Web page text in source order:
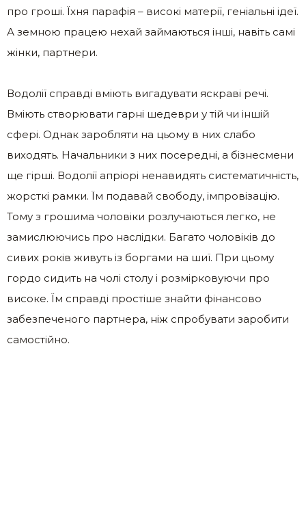
про гроші. Їхня парафія – високі матерії, геніальні ідеї.
А земною працею нехай займаються інші, навіть самі
жінки, партнери.
Водолії справді вміють вигадувати яскраві речі.
Вміють створювати гарні шедеври у тій чи іншій
сфері. Однак заробляти на цьому в них слабо
виходять. Начальники з них посередні, а бізнесмени
ще гірші. Водолії апріорі ненавидять систематичність,
жорсткі рамки. Їм подавай свободу, імпровізацію.
Тому з грошима чоловіки розлучаються легко, не
замислюючись про наслідки. Багато чоловіків до
сивих років живуть із боргами на шиї. При цьому
гордо сидить на чолі столу і розмірковуючи про
високе. Їм справді простіше знайти фінансово
забезпеченого партнера, ніж спробувати заробити
самостійно.